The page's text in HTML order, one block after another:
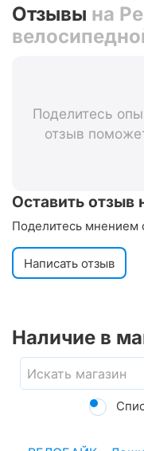
Отзывы на
Поделитесь
отзыв
Оставить отзыв
Поделитесь мнением
Написать отзыв
Наличие в